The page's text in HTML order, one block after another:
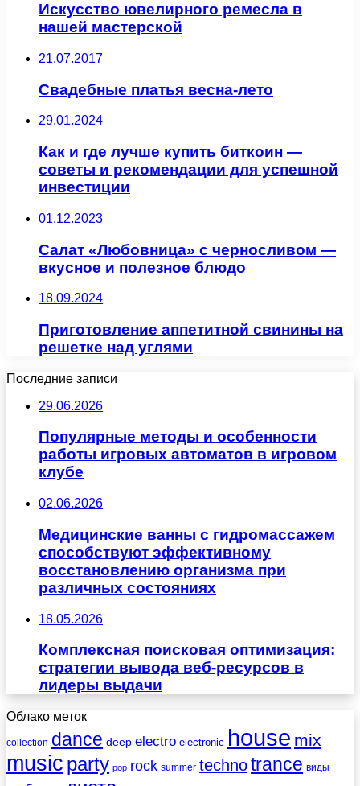
Искусство ювелирного ремесла в
нашей мастерской
21.07.2017
Свадебные платья весна-лето
29.01.2024
Как и где лучше купить биткоин —
советы и рекомендации для успешной
инвестиции
01.12.2023
Салат «Любовница» с черносливом —
вкусное и полезное блюдо
18.09.2024
Приготовление аппетитной свинины на
решетке над углями
Последние записи
29.06.2026
Популярные методы и особенности
работы игровых автоматов в игровом
клубе
02.06.2026
Медицинские ванны с гидромассажем
способствуют эффективному
восстановлению организма при
различных состояниях
18.05.2026
Комплексная поисковая оптимизация:
стратегии вывода веб-ресурсов в
лидеры выдачи
Облако меток
collection dance deep electro electronic house mix
music party pop rock summer technotrance виды